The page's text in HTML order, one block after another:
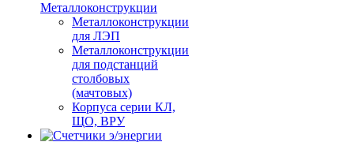
Металлоконструкции
Металлоконструкции
для ЛЭП
Металлоконструкции
для подстанций
столбовых
(мачтовых)
Корпуса серии КЛ,
ЩО, ВРУ